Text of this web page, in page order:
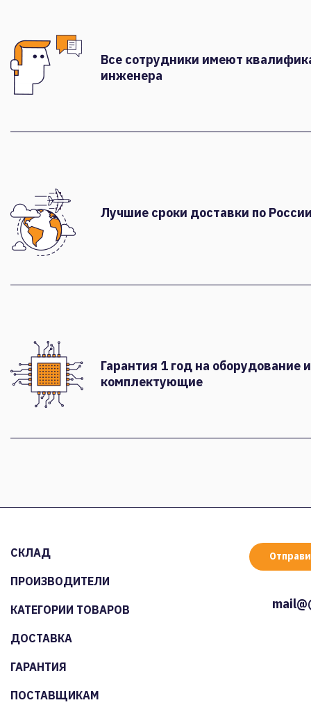
Все сотрудники имеют
инженера
Лучшие сроки доставки по
Гарантия 1 год на оборудование и
комплектующие
СКЛАД
ПРОИЗВОДИТЕЛИ
КАТЕГОРИИ ТОВАРОВ
ДОСТАВКА
ГАРАНТИЯ
ПОСТАВЩИКАМ